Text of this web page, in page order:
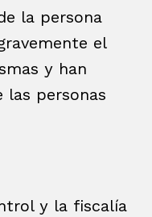
la persona
el
y han
las personas
y la fiscalía